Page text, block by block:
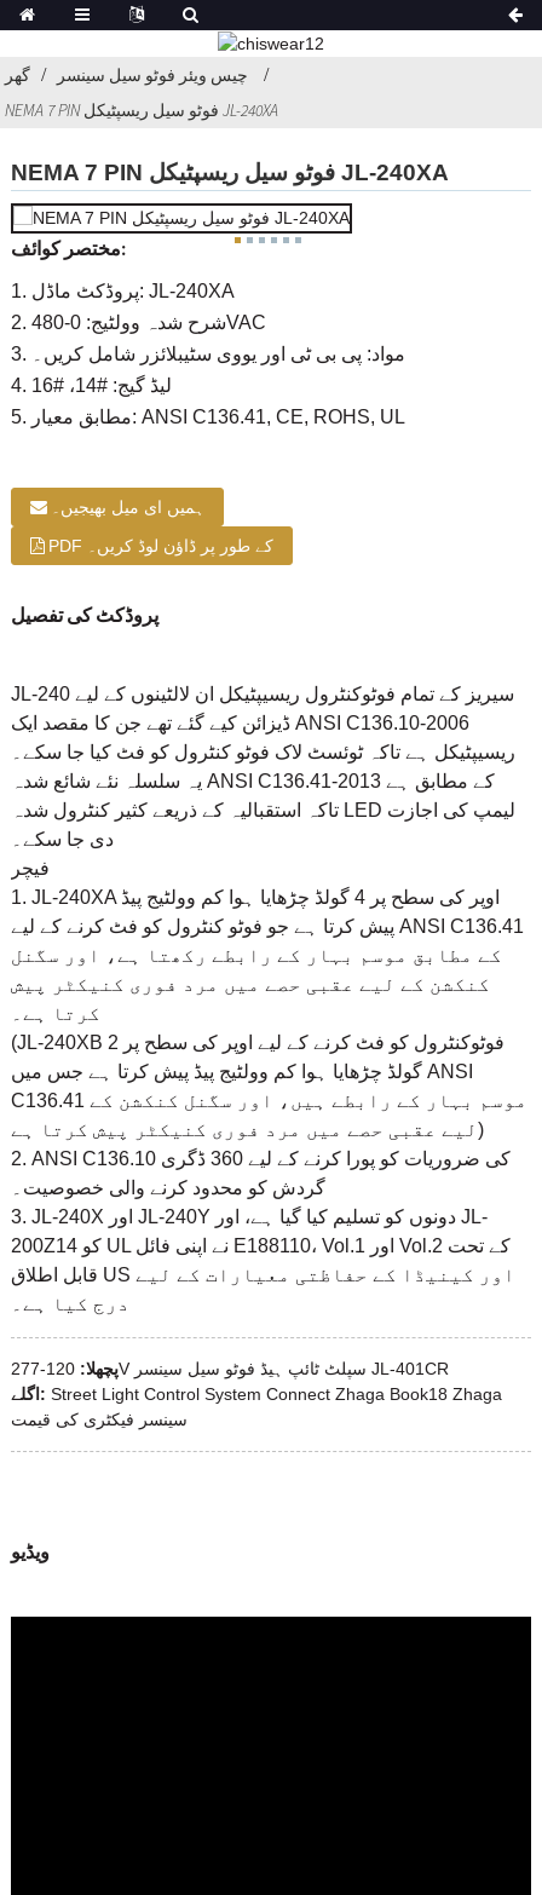
گھر
چیس ویئر فوٹو سیل سینسر
NEMA 7 PIN فوٹو سیل ریسپٹیکل JL-240XA
NEMA 7 PIN فوٹو سیل ریسپٹیکل JL-240XA
مختصر کوائف:
1. پروڈکٹ ماڈل: JL-240XA
2. شرح شدہ وولٹیج: 0-480VAC
3. مواد: پی بی ٹی اور یووی سٹیبلائزر شامل کریں۔
4. لیڈ گیج: #14، #16
5. مطابق معیار: ANSI C136.41, CE, ROHS, UL
ہمیں ای میل بھیجیں۔
PDF کے طور پر ڈاؤن لوڈ کریں۔
پروڈکٹ کی تفصیل
JL-240 سیریز کے تمام فوٹوکنٹرول ریسیپٹیکل ان لالٹینوں کے لیے
ڈیزائن کیے گئے تھے جن کا مقصد ایک ANSI C136.10-2006
ریسیپٹیکل ہے تاکہ ٹوئسٹ لاک فوٹو کنٹرول کو فٹ کیا جا سکے۔
یہ سلسلہ نئے شائع شدہ ANSI C136.41-2013 کے مطابق ہے
تاکہ استقبالیہ کے ذریعے کثیر کنٹرول شدہ LED لیمپ کی اجازت
دی جا سکے۔
فیچر
1. JL-240XA اوپر کی سطح پر 4 گولڈ چڑھایا ہوا کم وولٹیج پیڈ
پیش کرتا ہے جو فوٹو کنٹرول کو فٹ کرنے کے لیے ANSI C136.41
کے مطابق موسم بہار کے رابطے رکھتا ہے، اور سگنل
کنکشن کے لیے عقبی حصے میں مرد فوری کنیکٹر پیش
کرتا ہے۔
(JL-240XB فوٹوکنٹرول کو فٹ کرنے کے لیے اوپر کی سطح پر 2
گولڈ چڑھایا ہوا کم وولٹیج پیڈ پیش کرتا ہے جس میں ANSI
C136.41 موسم بہار کے رابطے ہیں، اور سگنل کنکشن کے
لیے عقبی حصے میں مرد فوری کنیکٹر پیش کرتا ہے)
2. ANSI C136.10 کی ضروریات کو پورا کرنے کے لیے 360 ڈگری
گردش کو محدود کرنے والی خصوصیت۔
3. JL-240X اور JL-240Y دونوں کو تسلیم کیا گیا ہے، اور JL-
200Z14 کو UL نے اپنی فائل E188110، Vol.1 اور Vol.2 کے تحت
قابل اطلاق US اور کینیڈا کے حفاظتی معیارات کے لیے
درج کیا ہے۔
پچھلا:
120-277V سپلٹ ٹائپ ہیڈ فوٹو سیل سینسر JL-401CR
اگلے: Street Light Control System Connect Zhaga Book18 Zhaga
سینسر فیکٹری کی قیمت
ویڈیو